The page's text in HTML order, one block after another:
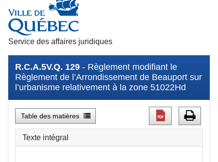
Service des affaires juridiques
R.C.A.5V.Q. 129 - Règlement modifiant le
Règlement de l’Arrondissement de Beauport sur
l’urbanisme relativement à la zone 51022Hd
Table des matières
Texte intégral